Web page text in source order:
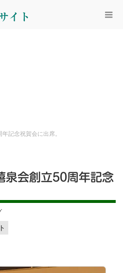
イト
記念祝賀会に出席。
泉会創立50周年記念